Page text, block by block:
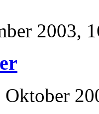
2003,
Oktober